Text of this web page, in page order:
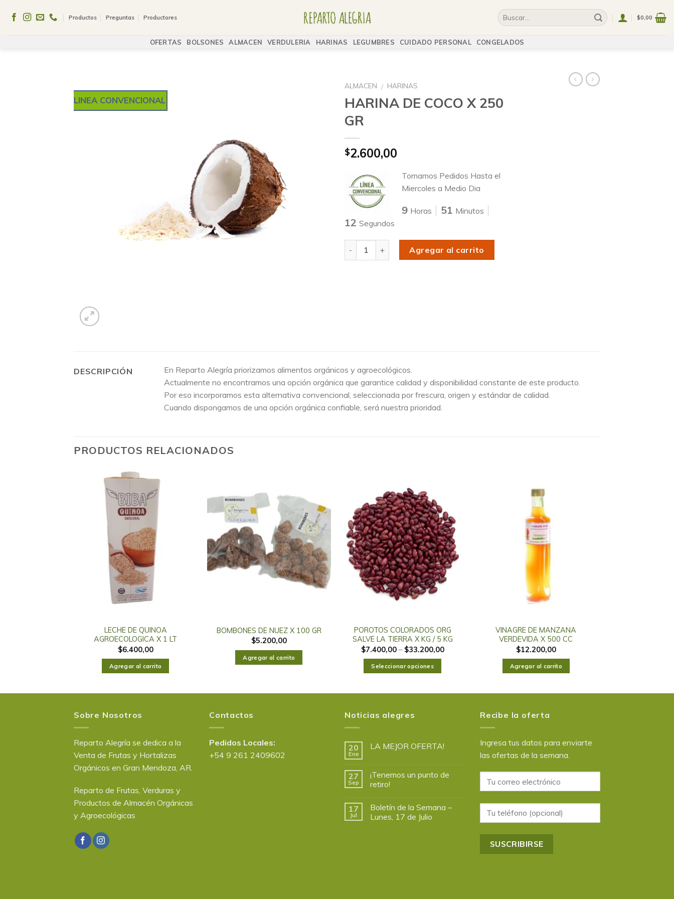
Productos Preguntas Productores $0,00
OFERTAS BOLSONES ALMACEN VERDULERIA HARINAS LEGUMBRES CUIDADO PERSONAL CONGELADOS
LINEA CONVENCIONAL
ALMACEN / HARINAS
HARINA DE COCO X 250
GR
$2.600,00
Tomamos Pedidos Hasta el
Miercoles a Medio Dia
9 Horas 51 Minutos
11 Segundos
Agregar al carrito
DESCRIPCIÓN
En Reparto Alegría priorizamos alimentos orgánicos y agroecológicos.
Actualmente no encontramos una opción orgánica que garantice calidad y disponibilidad constante de este producto.
Por eso incorporamos esta alternativa convencional, seleccionada por frescura, origen y estándar de calidad.
Cuando dispongamos de una opción orgánica confiable, será nuestra prioridad.
PRODUCTOS RELACIONADOS
LECHE DE QUINOA
AGROECOLOGICA X 1 LT
$6.400,00
Agregar al carrito
BOMBONES DE NUEZ X 100 GR
$5.200,00
Agregar al carrito
POROTOS COLORADOS ORG
SALVE LA TIERRA X KG / 5 KG
$7.400,00– $33.200,00
Seleccionar opciones
VINAGRE DE MANZANA
VERDEVIDA X 500 CC
$12.200,00
Agregar al carrito
Sobre Nosotros
Reparto Alegría se dedica a la
Venta de Frutas y Hortalizas
Orgánicos en Gran Mendoza, AR.
Reparto de Frutas, Verduras y
Productos de Almacén Orgánicas
y Agroecológicas
Contactos
Pedidos Locales:
+54 9 261 2409602
Noticias alegres
20
Ene
LA MEJOR OFERTA!
27
Sep
¡Tenemos un punto de
retiro!
17
Jul
Boletín de la Semana –
Lunes, 17 de Julio
Recibe la oferta
Ingresa tus datos para enviarte
las ofertas de la semana.